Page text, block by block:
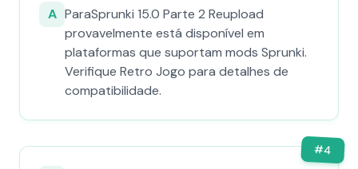
A ParaSprunki 15.0 Parte 2 Reupload
provavelmente está disponível em
plataformas que suportam mods Sprunki.
Verifique Retro Jogo para detalhes de
compatibilidade.
#4